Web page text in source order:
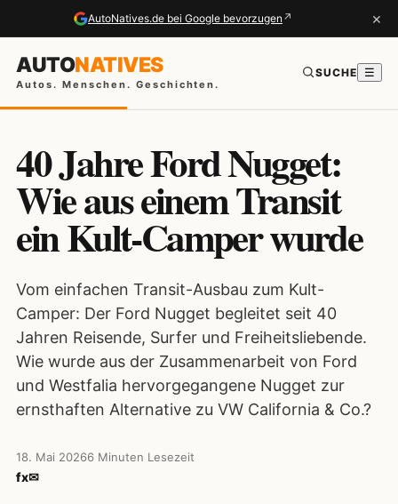
AutoNatives.de bei Google bevorzugen ↗ ×
AUTONATIVES
Autos. Menschen. Geschichten.
SUCHE ☰
40 Jahre Ford Nugget:
Wie aus einem Transit
ein Kult-Camper wurde
Vom einfachen Transit-Ausbau zum Kult-
Camper: Der Ford Nugget begleitet seit 40
Jahren Reisende, Surfer und Freiheitsliebende.
Wie wurde aus der Zusammenarbeit von Ford
und Westfalia hervorgegangene Nugget zur
ernsthaften Alternative zu VW California & Co.?
18. Mai 20266 Minuten Lesezeit
fx✉